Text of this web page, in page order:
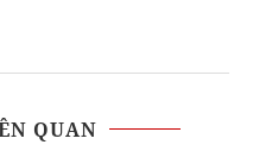
QUAN